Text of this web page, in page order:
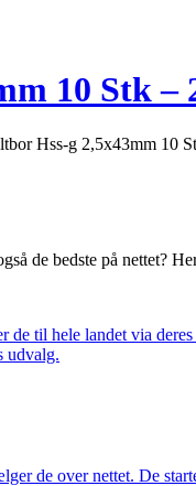
10 Stk –
Hss-g 2,5x43mm 10
de bedste på nettet?
til hele landet via
udvalg.
de over nettet. De